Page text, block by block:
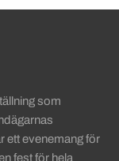
som
ett evenemang för
fest för hela